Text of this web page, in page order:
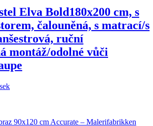
Elva Bold180x200 cm, s
čalouněná, s matrací/s
ruční
montáž/odolné vůči